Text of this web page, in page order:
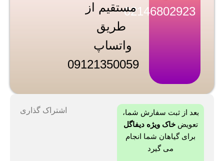
02146802923مستقیم از
طریق
واتساپ
09121350059
بعد از ثبت سفارش شما،
تعویضخاک ویژه دیفاگل
برای گیاهان شما انجام
می گیرد
اشتراک گذاری